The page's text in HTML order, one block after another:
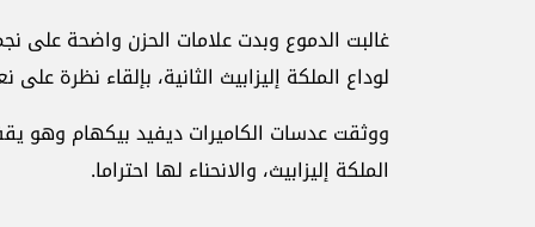
غالبت الدموع وبدت علامات الحزن واضحة على
لوداع الملكة إليزابيث الثانية، بإلقاء نظرة على
ووثقت عدسات الكاميرات ديفيد بيكهام وهو
الملكة إليزابيث، والانحناء لها احتراما.